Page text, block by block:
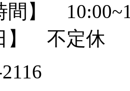
間】
】 不定休